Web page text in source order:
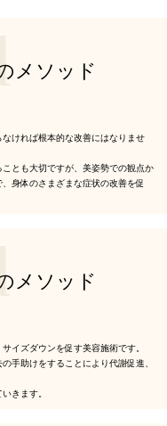
メソッド
ければ根本的な改善にはなりませ
とも大切ですが、美姿勢での観点か
身体のさまざまな症状の改善を促
メソッド
イズダウンを促す美容施術です。
手助けをすることにより代謝促進、
きます。